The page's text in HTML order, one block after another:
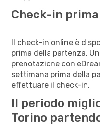
Check-in
Il check-in online è
prima della partenza.
prenotazione con
settimana prima della
effettuare il check-in.
Il periodo
Torino